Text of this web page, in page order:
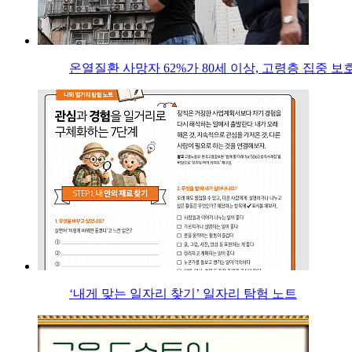
온열질환 사망자 62%가 80세 이상, 고령층 집중 보
‘내게 맞는 일자리 찾기’ 일자리 탐험 노트